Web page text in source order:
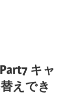
キャ
えでき